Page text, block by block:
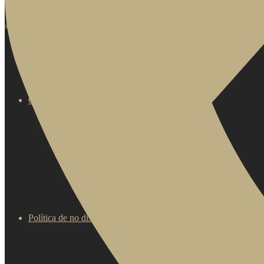
© 2025 | CENTURY 21 Riviera Realty. Todos los derechos
Contrato de adhesión
Política de no discriminación